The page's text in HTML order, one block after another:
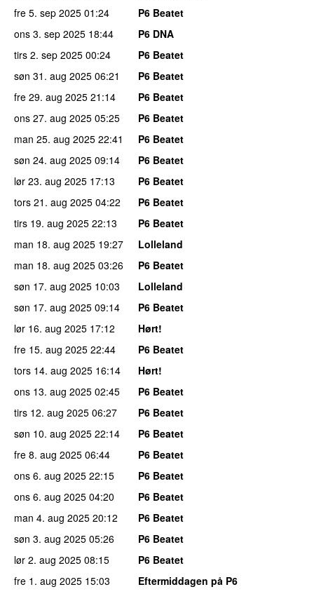
fre 5. sep 2025 01:24
P6 Beatet
ons 3. sep 2025 18:44
P6 DNA
tirs 2. sep 2025 00:24
P6 Beatet
søn 31. aug 2025 06:21
P6 Beatet
fre 29. aug 2025 21:14
P6 Beatet
ons 27. aug 2025 05:25
P6 Beatet
man 25. aug 2025 22:41
P6 Beatet
søn 24. aug 2025 09:14
P6 Beatet
lør 23. aug 2025 17:13
P6 Beatet
tors 21. aug 2025 04:22
P6 Beatet
tirs 19. aug 2025 22:13
P6 Beatet
man 18. aug 2025 19:27
Lolleland
man 18. aug 2025 03:26
P6 Beatet
søn 17. aug 2025 10:03
Lolleland
søn 17. aug 2025 09:14
P6 Beatet
lør 16. aug 2025 17:12
Hørt!
fre 15. aug 2025 22:44
P6 Beatet
tors 14. aug 2025 16:14
Hørt!
ons 13. aug 2025 02:45
P6 Beatet
tirs 12. aug 2025 06:27
P6 Beatet
søn 10. aug 2025 22:14
P6 Beatet
fre 8. aug 2025 06:44
P6 Beatet
ons 6. aug 2025 22:15
P6 Beatet
ons 6. aug 2025 04:20
P6 Beatet
man 4. aug 2025 20:12
P6 Beatet
søn 3. aug 2025 05:26
P6 Beatet
lør 2. aug 2025 08:15
P6 Beatet
fre 1. aug 2025 15:03
Eftermiddagen på P6